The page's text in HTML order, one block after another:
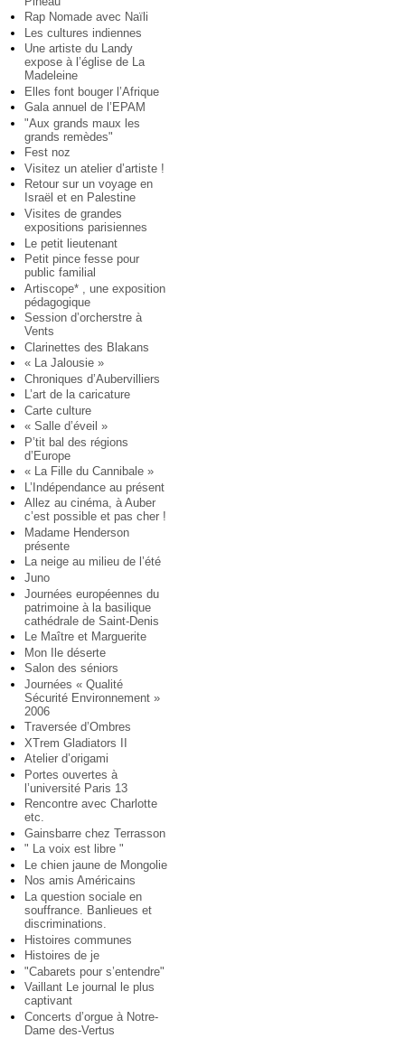
Rap Nomade avec Naïli
Les cultures indiennes
Une artiste du Landy
expose à l’église de La
Madeleine
Elles font bouger l’Afrique
Gala annuel de l’EPAM
"Aux grands maux les
grands remèdes"
Fest noz
Visitez un atelier d’artiste !
Retour sur un voyage en
Israël et en Palestine
Visites de grandes
expositions parisiennes
Le petit lieutenant
Petit pince fesse pour
public familial
Artiscope* , une exposition
pédagogique
Session d’orcherstre à
Vents
Clarinettes des Blakans
« La Jalousie »
Chroniques d’Aubervilliers
L’art de la caricature
Carte culture
« Salle d’éveil »
P’tit bal des régions
d’Europe
« La Fille du Cannibale »
L’Indépendance au présent
Allez au cinéma, à Auber
c’est possible et pas cher !
Madame Henderson
présente
La neige au milieu de l’été
Juno
Journées européennes du
patrimoine à la basilique
cathédrale de Saint-Denis
Le Maître et Marguerite
Mon Ile déserte
Salon des séniors
Journées « Qualité
Sécurité Environnement »
2006
Traversée d’Ombres
XTrem Gladiators II
Atelier d’origami
Portes ouvertes à
l’université Paris 13
Rencontre avec Charlotte
etc.
Gainsbarre chez Terrasson
" La voix est libre "
Le chien jaune de Mongolie
Nos amis Américains
La question sociale en
souffrance. Banlieues et
discriminations.
Histoires communes
Histoires de je
"Cabarets pour s’entendre"
Vaillant Le journal le plus
captivant
Concerts d’orgue à Notre-
Dame des-Vertus